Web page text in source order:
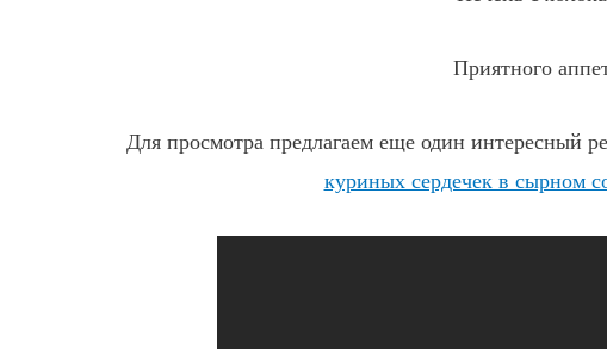
Приятного
Для просмотра предлагаем еще один интересный
куриных сердечек в сырном